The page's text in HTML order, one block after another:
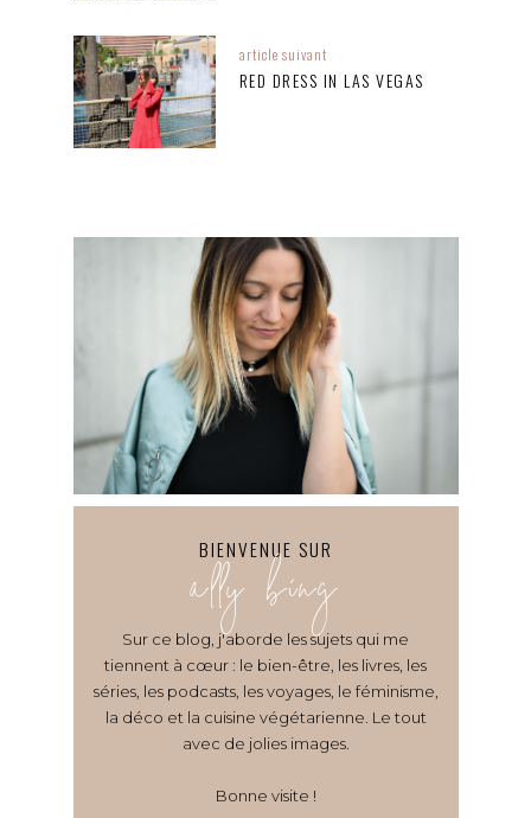
article suivant
RED DRESS IN LAS VEGAS
BIENVENUE SUR
ally bing
Sur ce blog, j'aborde les sujets qui me
tiennent à cœur : le bien-être, les livres, les
séries, les podcasts, les voyages, le féminisme,
la déco et la cuisine végétarienne. Le tout
avec de jolies images.
Bonne visite !